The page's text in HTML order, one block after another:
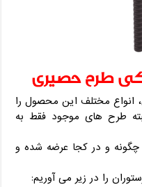
طرح حصیری
انواع مختلف این محصول را
طرح های موجود فقط به
و در کجا عرضه شده و
را در زیر می آوریم: